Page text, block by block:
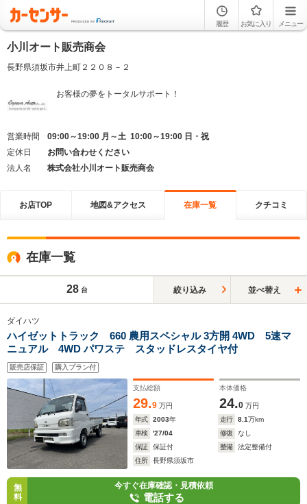
履歴 お気に入り メニュー
小川オート販売商会
長野県須坂市井上町２２０８－２
お客様の夢をトータルサポート！
営業時間
09:00～19:00 月～土 10:00～19:00 日・祝
定休日
お問い合わせください
法人名
株式会社小川オート販売商会
お店TOP 地図&アクセス 在庫一覧 クチコミ
在庫一覧
28 台 絞り込み 並べ替え
ダイハツ
ハイゼットトラック 660 農用スペシャル 3方開 4WD 5速マ
ニュアル 4WD パワステ スタッドレスタイヤ付
販売店保証 購入プラン付
支払総額
29.9 万円
本体価格
24.0 万円
年式
2003年 走行 8.1万km
車検
'27/04 修復
なし
保証
保証付 整備
法定整備付
住所
長野県須坂市
無
料
今すぐ在庫確認・見積依頼
電話する